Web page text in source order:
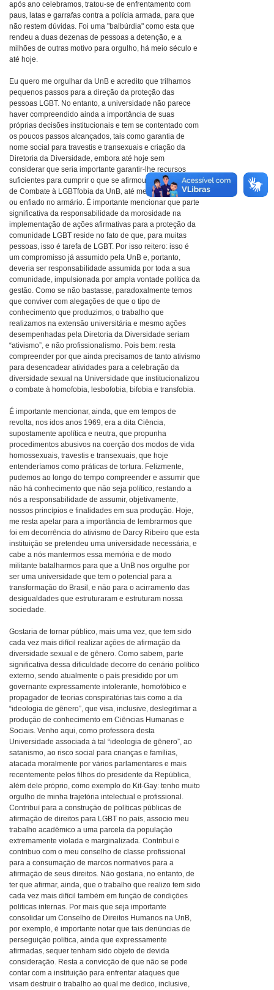
após ano celebramos, tratou-se de enfrentamento com
paus, latas e garrafas contra a polícia armada, para que
não restem dúvidas. Foi uma "balbúrdia" como esta que
rendeu a duas dezenas de pessoas a detenção, e a
milhões de outras motivo para orgulho, há meio século e
até hoje.
Eu quero me orgulhar da UnB e acredito que trilhamos
pequenos passos para a direção da proteção das
pessoas LGBT. No entanto, a universidade não parece
haver compreendido ainda a importância de suas
próprias decisões institucionais e tem se contentado com
os poucos passos alcançados, tais como garantia de
nome social para travestis e transexuais e criação da
Diretoria da Diversidade, embora até hoje sem
considerar que seria importante garantir-lhe recursos
suficientes para cumprir o que se afirmou no Programa
de Combate à LGBTfobia da UnB, até mesmo esquecido
ou enfiado no armário. É importante mencionar que parte
significativa da responsabilidade da morosidade na
implementação de ações afirmativas para a proteção da
comunidade LGBT reside no fato de que, para muitas
pessoas, isso é tarefa de LGBT. Por isso reitero: isso é
um compromisso já assumido pela UnB e, portanto,
deveria ser responsabilidade assumida por toda a sua
comunidade, impulsionada por ampla vontade política da
gestão. Como se não bastasse, paradoxalmente temos
que conviver com alegações de que o tipo de
conhecimento que produzimos, o trabalho que
realizamos na extensão universitária e mesmo ações
desempenhadas pela Diretoria da Diversidade seriam
“ativismo”, e não profissionalismo. Pois bem: resta
compreender por que ainda precisamos de tanto ativismo
para desencadear atividades para a celebração da
diversidade sexual na Universidade que institucionalizou
o combate à homofobia, lesbofobia, bifobia e transfobia.
É importante mencionar, ainda, que em tempos de
revolta, nos idos anos 1969, era a dita Ciência,
supostamente apolítica e neutra, que propunha
procedimentos abusivos na coerção dos modos de vida
homossexuais, travestis e transexuais, que hoje
entenderíamos como práticas de tortura. Felizmente,
pudemos ao longo do tempo compreender e assumir que
não há conhecimento que não seja político, restando a
nós a responsabilidade de assumir, objetivamente,
nossos princípios e finalidades em sua produção. Hoje,
me resta apelar para a importância de lembrarmos que
foi em decorrência do ativismo de Darcy Ribeiro que esta
instituição se pretendeu uma universidade necessária, e
cabe a nós mantermos essa memória e de modo
militante batalharmos para que a UnB nos orgulhe por
ser uma universidade que tem o potencial para a
transformação do Brasil, e não para o acirramento das
desigualdades que estruturaram e estruturam nossa
sociedade.
Gostaria de tornar público, mais uma vez, que tem sido
cada vez mais difícil realizar ações de afirmação da
diversidade sexual e de gênero. Como sabem, parte
significativa dessa dificuldade decorre do cenário político
externo, sendo atualmente o país presidido por um
governante expressamente intolerante, homofóbico e
propagador de teorias conspiratórias tais como a da
“ideologia de gênero”, que visa, inclusive, deslegitimar a
produção de conhecimento em Ciências Humanas e
Sociais. Venho aqui, como professora desta
Universidade associada à tal “ideologia de gênero”, ao
satanismo, ao risco social para crianças e famílias,
atacada moralmente por vários parlamentares e mais
recentemente pelos filhos do presidente da República,
além dele próprio, como exemplo do Kit-Gay: tenho muito
orgulho de minha trajetória intelectual e profissional.
Contribuí para a construção de políticas públicas de
afirmação de direitos para LGBT no país, associo meu
trabalho acadêmico a uma parcela da população
extremamente violada e marginalizada. Contribuí e
contribuo com o meu conselho de classe profissional
para a consumação de marcos normativos para a
afirmação de seus direitos. Não gostaria, no entanto, de
ter que afirmar, ainda, que o trabalho que realizo tem sido
cada vez mais difícil também em função de condições
políticas internas. Por mais que seja importante
consolidar um Conselho de Direitos Humanos na UnB,
por exemplo, é importante notar que tais denúncias de
perseguição política, ainda que expressamente
afirmadas, sequer tenham sido objeto de devida
consideração. Resta a convicção de que não se pode
contar com a instituição para enfrentar ataques que
visam destruir o trabalho ao qual me dedico, inclusive,